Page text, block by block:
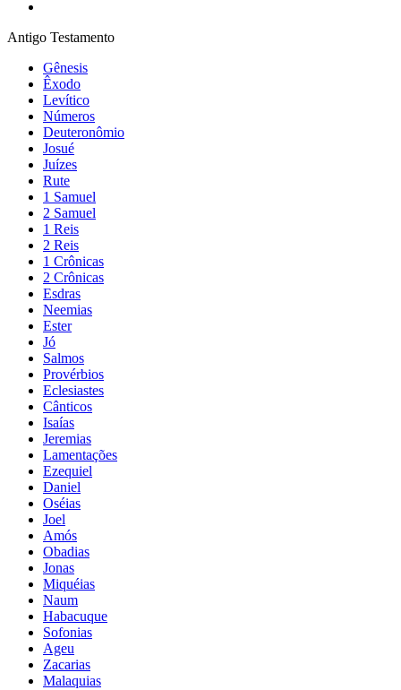
Antigo Testamento
Gênesis
Êxodo
Levítico
Números
Deuteronômio
Josué
Juízes
Rute
1 Samuel
2 Samuel
1 Reis
2 Reis
1 Crônicas
2 Crônicas
Esdras
Neemias
Ester
Jó
Salmos
Provérbios
Eclesiastes
Cânticos
Isaías
Jeremias
Lamentações
Ezequiel
Daniel
Oséias
Joel
Amós
Obadias
Jonas
Miquéias
Naum
Habacuque
Sofonias
Ageu
Zacarias
Malaquias